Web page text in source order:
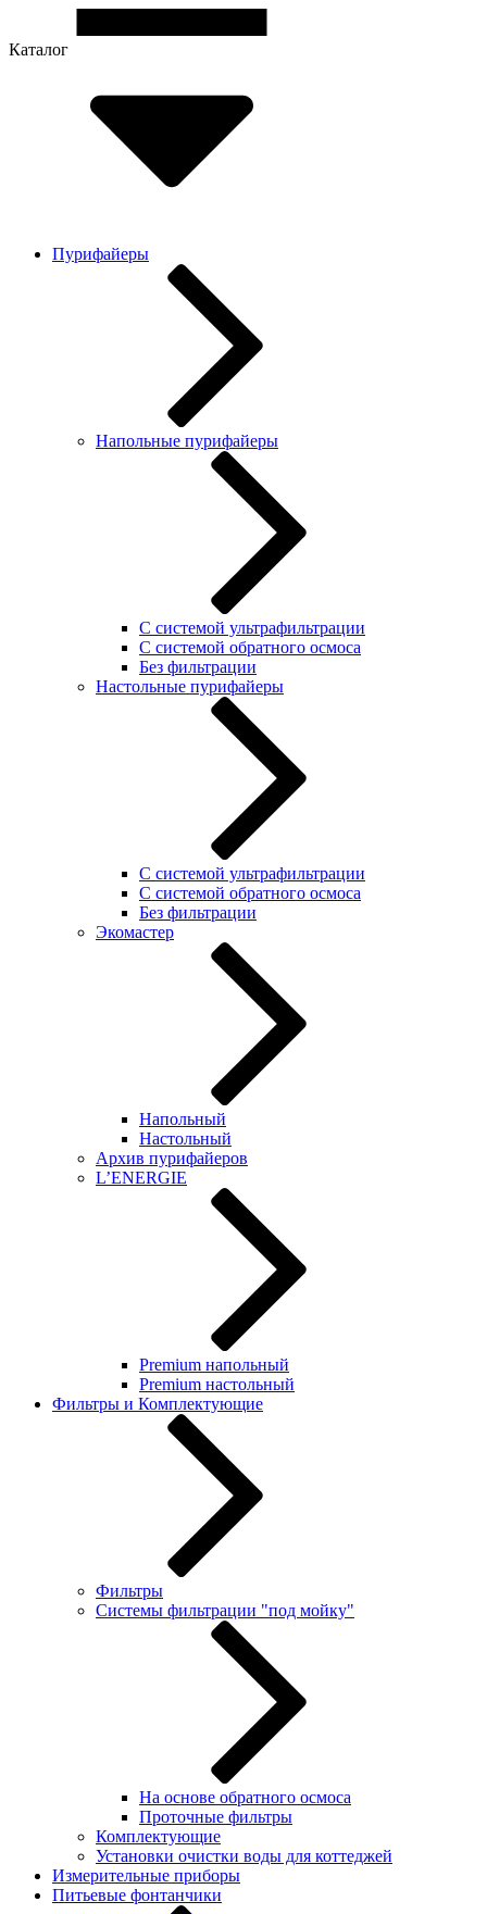
Каталог
Пурифайеры
Напольные пурифайеры
С системой ультрафильтрации
С системой обратного осмоса
Без фильтрации
Настольные пурифайеры
С системой ультрафильтрации
C системой обратного осмоса
Без фильтрации
Экомастер
Напольный
Настольный
Архив пурифайеров
L’ENERGIE
Premium напольный
Premium настольный
Фильтры и Комплектующие
Фильтры
Системы фильтрации "под мойку"
На основе обратного осмоса
Проточные фильтры
Комплектующие
Установки очистки воды для коттеджей
Измерительные приборы
Питьевые фонтанчики